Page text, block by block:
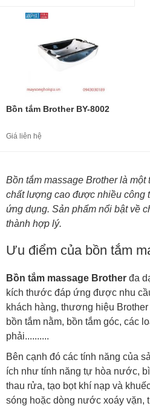
Bồn tắm Brother BY-8002
Giá liên hệ
Bồn tắm massage Brother là
chất lượng cao được nhiều công
ứng dụng. Sản phẩm nổi bật về
thành hợp lý.
Ưu điểm của bồn tắm
Bồn tắm massage Brother đa
kích thước đáp ứng được nhu
khách hàng, thương hiệu
bồn tắm nằm, bồn tắm góc, các
phải..........
Bên cạnh đó các tính năng của
ích như tính năng tự hòa nước,
thau rửa, tạo bọt khí nạp và
sóng hoặc dòng nước xoáy vặn,